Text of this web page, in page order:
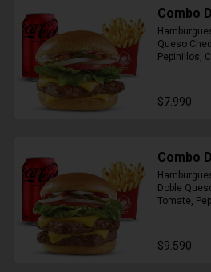
Combo
Queso
Pepinillos,
$7.990
Combo
Doble
Tomate,
$9.590